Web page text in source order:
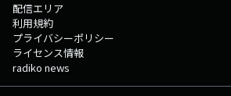
配信エリア
利用規約
プライバシーポリシー
ライセンス情報
radiko news